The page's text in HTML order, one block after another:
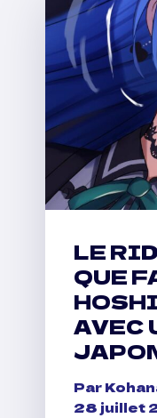
LE
QUE
AVEC
Par
28 juillet